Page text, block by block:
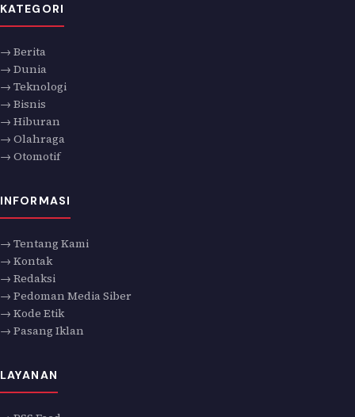
KATEGORI
→ Berita
→ Dunia
→ Teknologi
→ Bisnis
→ Hiburan
→ Olahraga
→ Otomotif
INFORMASI
→ Tentang Kami
→ Kontak
→ Redaksi
→ Pedoman Media Siber
→ Kode Etik
→ Pasang Iklan
LAYANAN